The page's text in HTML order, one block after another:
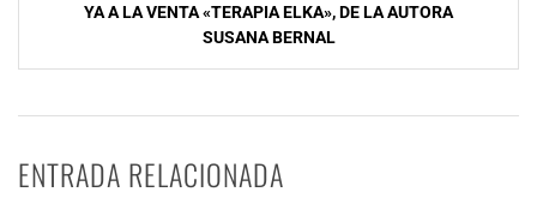
YA A LA VENTA «TERAPIA ELKA», DE LA AUTORA
SUSANA BERNAL
ENTRADA RELACIONADA